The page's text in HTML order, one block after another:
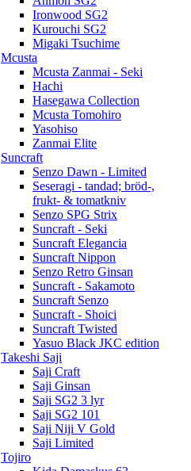
Ironwood SG2
Kurouchi SG2
Migaki Tsuchime
Mcusta
Mcusta Zanmai - Seki
Hachi
Hasegawa Collection
Mcusta Tomohiro
Yasohiso
Zanmai Elite
Suncraft
Senzo Dawn - Limited
Seseragi - tandad; bröd-,
frukt- & tomatkniv
Senzo SPG Strix
Suncraft - Seki
Suncraft Elegancia
Suncraft Nippon
Senzo Retro Ginsan
Suncraft - Sakamoto
Suncraft Senzo
Suncraft - Shoici
Suncraft Twisted
Yasuo Black JKC edition
Takeshi Saji
Saji Craft
Saji Ginsan
Saji SG2 3 lyr
Saji SG2 101
Saji Niji V Gold
Saji Limited
Tojiro